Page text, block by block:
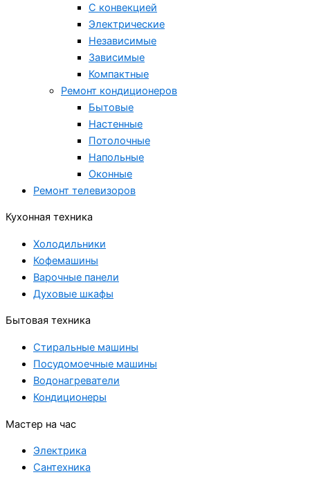
С конвекцией
Электрические
Независимые
Зависимые
Компактные
Ремонт кондиционеров
Бытовые
Настенные
Потолочные
Напольные
Оконные
Ремонт телевизоров
Кухонная техника
Холодильники
Кофемашины
Варочные панели
Духовые шкафы
Бытовая техника
Стиральные машины
Посудомоечные машины
Водонагреватели
Кондиционеры
Мастер на час
Электрика
Сантехника